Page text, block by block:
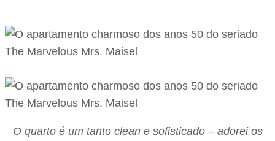
O quarto é um tanto clean e sofisticado – adorei os